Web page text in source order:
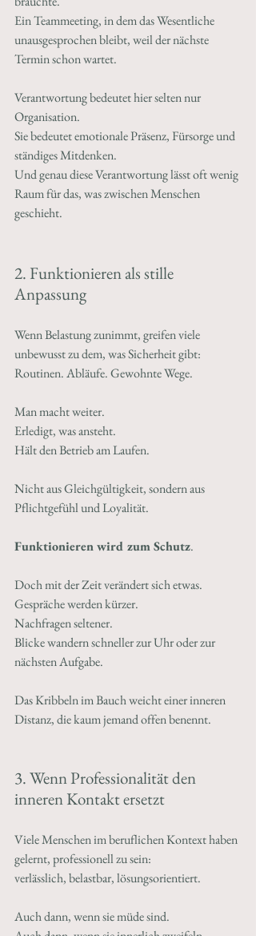
Ein Teammeeting, in dem das Wesentliche
unausgesprochen bleibt, weil der nächste
Termin schon wartet.
Verantwortung bedeutet hier selten nur
Organisation.
Sie bedeutet emotionale Präsenz, Fürsorge und
ständiges Mitdenken.
Und genau diese Verantwortung lässt oft wenig
Raum für das, was zwischen Menschen
geschieht.
2. Funktionieren als stille
Anpassung
Wenn Belastung zunimmt, greifen viele
unbewusst zu dem, was Sicherheit gibt:
Routinen. Abläufe. Gewohnte Wege.
Man macht weiter.
Erledigt, was ansteht.
Hält den Betrieb am Laufen.
Nicht aus Gleichgültigkeit, sondern aus
Pflichtgefühl und Loyalität.
Funktionieren wird zum Schutz.
Doch mit der Zeit verändert sich etwas.
Gespräche werden kürzer.
Nachfragen seltener.
Blicke wandern schneller zur Uhr oder zur
nächsten Aufgabe.
Das Kribbeln im Bauch weicht einer inneren
Distanz, die kaum jemand offen benennt.
3. Wenn Professionalität den
inneren Kontakt ersetzt
Viele Menschen im beruflichen Kontext haben
gelernt, professionell zu sein:
verlässlich, belastbar, lösungsorientiert.
Auch dann, wenn sie müde sind.